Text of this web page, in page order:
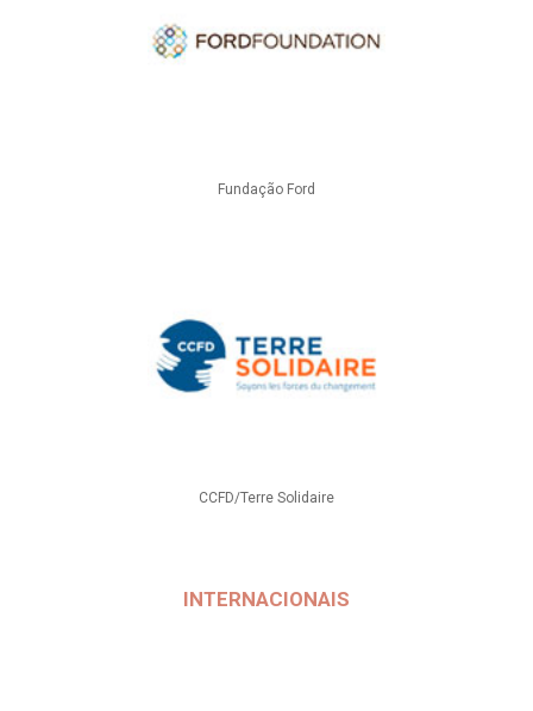
Fundação Ford
CCFD/Terre Solidaire
INTERNACIONAIS